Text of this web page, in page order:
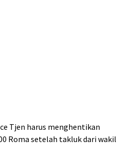
Tjen harus menghentikan
Roma setelah takluk dari wakil